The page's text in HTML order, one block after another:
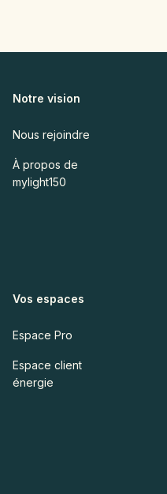
Notre vision
Nous rejoindre
À propos de
mylight150
Vos espaces
Espace Pro
Espace client
énergie